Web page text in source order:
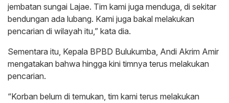
jembatan sungai Lajae. Tim kami juga menduga, di sekitar
bendungan ada lubang. Kami juga bakal melakukan
pencarian di wilayah itu,” kata dia.
Sementara itu, Kepala BPBD Bulukumba, Andi Akrim Amir
mengatakan bahwa hingga kini timnya terus melakukan
pencarian.
“Korban belum di temukan, tim kami terus melakukan